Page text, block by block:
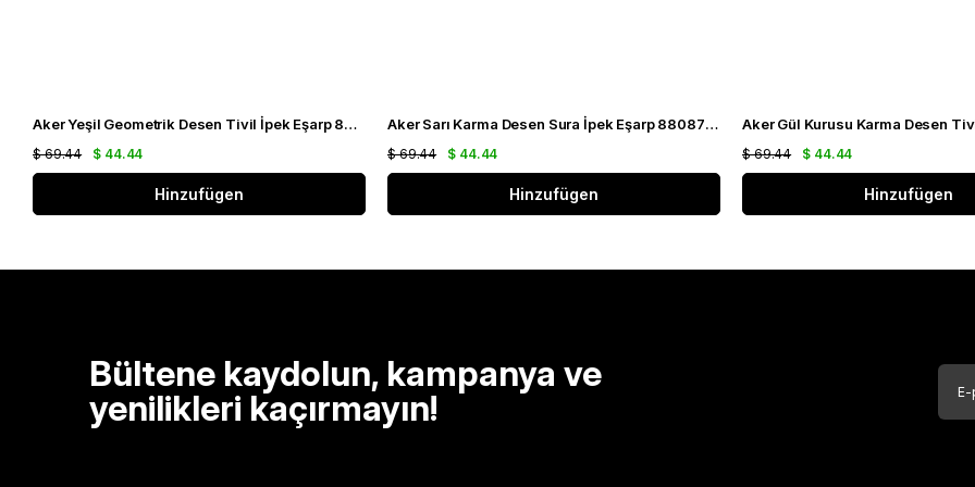
Aker Yeşil Geometrik Desen Tivil İpek Eşarp 8838713 - 932
$ 44.44
$ 69.44
Hinzufügen
Aker Sarı Karma Desen Sura İpek Eşarp 8808701 - 361
$ 44.44
$ 69.44
Hinzufügen
$ 44.44
$ 69.44
Hinzufügen
Bültene kaydolun, kampanya ve
yenilikleri kaçırmayın!